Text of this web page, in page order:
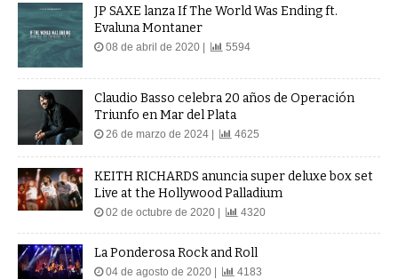
JP SAXE lanza If The World Was Ending ft.
Evaluna Montaner
08 de abril de 2020 | 5594
Claudio Basso celebra 20 años de Operación
Triunfo en Mar del Plata
26 de marzo de 2024 | 4625
KEITH RICHARDS anuncia super deluxe box set
Live at the Hollywood Palladium
02 de octubre de 2020 | 4320
La Ponderosa Rock and Roll
04 de agosto de 2020 | 4183